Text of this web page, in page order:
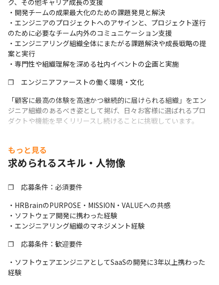
ク、その他キャリア成長の支援
・開発チームの成果最大化のための課題発見と解決
・エンジニアのプロジェクトへのアサインと、プロジェクト遂行
のために必要なチーム内外のコミュニケーション支援
・エンジニアリング組織全体にまたがる課題解決や成長戦略の提
案と実行
・専門性や組織理解を深める社内イベントの企画と実施
❐　エンジニアファーストの働く環境・文化
「顧客に最高の体験を高速かつ継続的に届けられる組織」をエン
ジニア組織のあるべき姿として掲げ、日々お客様に選ばれるプロ
ダクトや機能を早くリリースし続けることに挑戦しています。
を取っており、プロダクトの目指すゴールに対して、全エンジニ
ア・デザイナーがビジネスゴールや競合・マーケットの情報をイ
ンプットし日々の開発に活かしています。
直近では、エンジニア主体の理想の組織を構築するために、テッ
げ、3ヶ月スパンでテーマを選定し、OODAループを回しながら組
織課題の解決を推進しております。
トップダウンではなく、ボトムアップで主体的に動くということ
が浸透しており、年次や部署の垣根を超えて「もっと良い組織・
良いプロダクトを作るためには何ができるのか」を前向きに議論
しながらチャレンジしております。
❐　開発体制について
もっと見る
求められるスキル・人物像
❐　応募条件：必須要件
・HRBrainのPURPOSE・MISSION・VALUEへの共感
・ソフトウェア開発に携わった経験
・エンジニアリング組織のマネジメント経験
❐　応募条件：歓迎要件
・ソフトウェアエンジニアとしてSaaSの開発に3年以上携わった
経験